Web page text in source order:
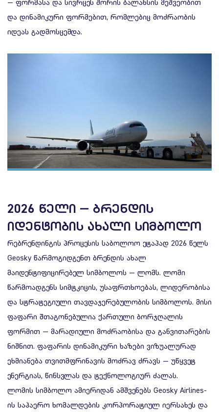
და დინამიკური ფორმებით, რომლებიც მოძრაობის
იდეას გადმოსცემდა.
2026 ᲬᲔᲚᲘ — ᲑᲠᲔᲜᲓᲘᲡ
ᲘᲓᲔᲜᲢᲝᲑᲘᲡ ᲐᲮᲐᲚᲘ ᲡᲘᲛᲑᲝᲚᲝ
რებრენდინგის პროცესის საბოლოო ეტაპად 2026 წელს
Geosky წარმოგიდგენთ ბრენდის ახალ
მაიდენტიფიცირებელ სიმბოლოს — ლომს. ლომი
წარმოადგენს სიმტკიცის, უსაფრთხოებას, ლიდერობისა
და სტრატეგიული თავდაჯერებულობის სიმბოლოს. მისი
ფაფარი შთაგონებულია ქართული ბორჯღალის
ფორმით — მარადიული მოძრაობისა და განვითარების
ნიშნით. ფაფარის დინამიკური ხაზები ვიზუალურად
ეხმიანება თვითმფრინავის მოძრავ ძრავს — უწყვეტ
ენერგიას, წინსვლას და ტექნოლოგიურ ძალას.
ლომის სიმბოლო ამიერიდან ამშვენებს Geosky Airlines-
ის საჰაერო ხომალდების კორპორატიულ იერსახეს და